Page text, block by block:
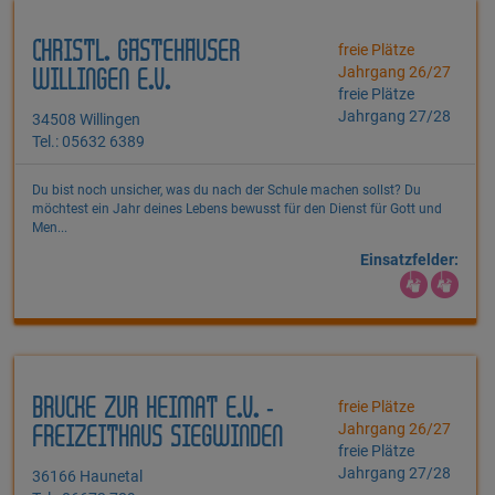
CHRISTL. GÄSTEHÄUSER
WILLINGEN E.V.
34508 Willingen
Tel.: 05632 6389
freie Plätze
Jahrgang 26/27
freie Plätze
Jahrgang 27/28
Du bist noch unsicher, was du nach der Schule machen sollst? Du
möchtest ein Jahr deines Lebens bewusst für den Dienst für Gott und
Men...
Einsatzfelder:
BRÜCKE ZUR HEIMAT E.V. -
FREIZEITHAUS SIEGWINDEN
36166 Haunetal
freie Plätze
Jahrgang 26/27
freie Plätze
Jahrgang 27/28